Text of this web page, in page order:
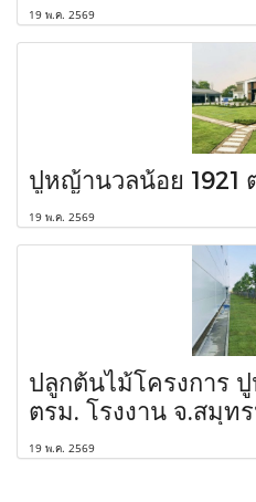
19 พ.ค. 2569
ปูหญ้านวลน้อย 1921
19 พ.ค. 2569
ปลูกต้นไม้โครงการ
ตรม. โรงงาน จ.สมุท
19 พ.ค. 2569